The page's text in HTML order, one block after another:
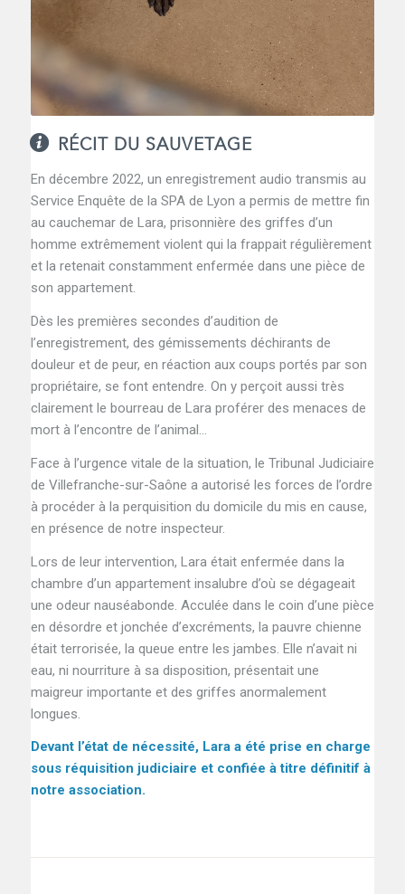
RÉCIT DU SAUVETAGE
En décembre 2022, un enregistrement audio transmis au
Service Enquête de la SPA de Lyon a permis de mettre fin
au cauchemar de Lara, prisonnière des griffes d’un
homme extrêmement violent qui la frappait régulièrement
et la retenait constamment enfermée dans une pièce de
son appartement.
Dès les premières secondes d’audition de
l’enregistrement, des gémissements déchirants de
douleur et de peur, en réaction aux coups portés par son
propriétaire, se font entendre. On y perçoit aussi très
clairement le bourreau de Lara proférer des menaces de
mort à l’encontre de l’animal…
Face à l’urgence vitale de la situation, le Tribunal Judiciaire
de Villefranche-sur-Saône a autorisé les forces de l’ordre
à procéder à la perquisition du domicile du mis en cause,
en présence de notre inspecteur.
Lors de leur intervention, Lara était enfermée dans la
chambre d’un appartement insalubre d’où se dégageait
une odeur nauséabonde. Acculée dans le coin d’une pièce
en désordre et jonchée d’excréments, la pauvre chienne
était terrorisée, la queue entre les jambes. Elle n’avait ni
eau, ni nourriture à sa disposition, présentait une
maigreur importante et des griffes anormalement
longues.
Devant l’état de nécessité, Lara a été prise en charge
sous réquisition judiciaire et confiée à titre définitif à
notre association.